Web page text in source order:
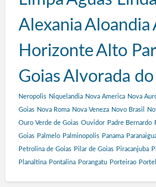
AlexaniaAloandia
HorizonteAlto
GoiasAlvorada
Neropolis Niquelandia Nova America Nova
Goias Nova Roma Nova Veneza Novo Brasil
Ouro Verde de Goias Ouvidor Padre Bernardo
Goias Palmelo Palminopolis Panama
Petrolina de Goias Pilar de Goias Piracanjuba
Planaltina Pontalina Porangatu Porteirao